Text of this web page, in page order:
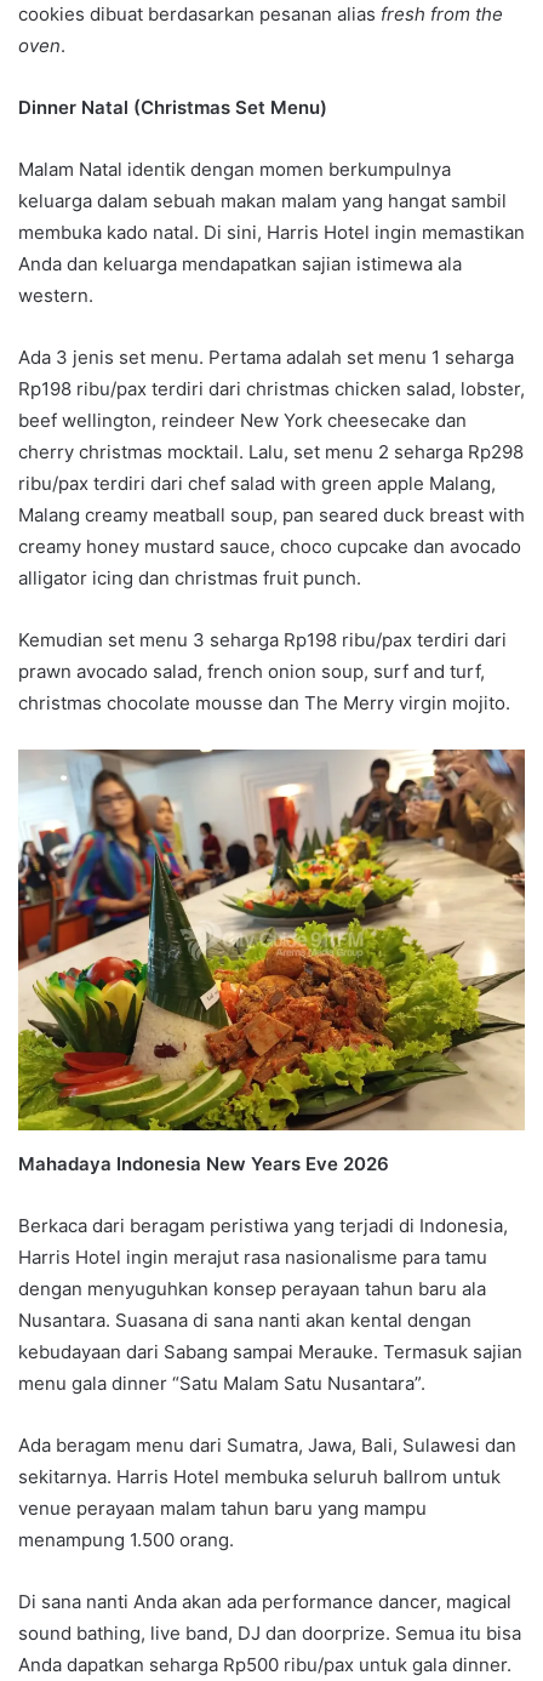
cookies dibuat berdasarkan pesanan alias fresh from the
oven.
Dinner Natal (Christmas Set Menu)
Malam Natal identik dengan momen berkumpulnya
keluarga dalam sebuah makan malam yang hangat sambil
membuka kado natal. Di sini, Harris Hotel ingin memastikan
Anda dan keluarga mendapatkan sajian istimewa ala
western.
Ada 3 jenis set menu. Pertama adalah set menu 1 seharga
Rp198 ribu/pax terdiri dari christmas chicken salad, lobster,
beef wellington, reindeer New York cheesecake dan
cherry christmas mocktail. Lalu, set menu 2 seharga Rp298
ribu/pax terdiri dari chef salad with green apple Malang,
Malang creamy meatball soup, pan seared duck breast with
creamy honey mustard sauce, choco cupcake dan avocado
alligator icing dan christmas fruit punch.
Kemudian set menu 3 seharga Rp198 ribu/pax terdiri dari
prawn avocado salad, french onion soup, surf and turf,
christmas chocolate mousse dan The Merry virgin mojito.
Mahadaya Indonesia New Years Eve 2026
Berkaca dari beragam peristiwa yang terjadi di Indonesia,
Harris Hotel ingin merajut rasa nasionalisme para tamu
dengan menyuguhkan konsep perayaan tahun baru ala
Nusantara. Suasana di sana nanti akan kental dengan
kebudayaan dari Sabang sampai Merauke. Termasuk sajian
menu gala dinner “Satu Malam Satu Nusantara”.
Ada beragam menu dari Sumatra, Jawa, Bali, Sulawesi dan
sekitarnya. Harris Hotel membuka seluruh ballrom untuk
venue perayaan malam tahun baru yang mampu
menampung 1.500 orang.
Di sana nanti Anda akan ada performance dancer, magical
sound bathing, live band, DJ dan doorprize. Semua itu bisa
Anda dapatkan seharga Rp500 ribu/pax untuk gala dinner.